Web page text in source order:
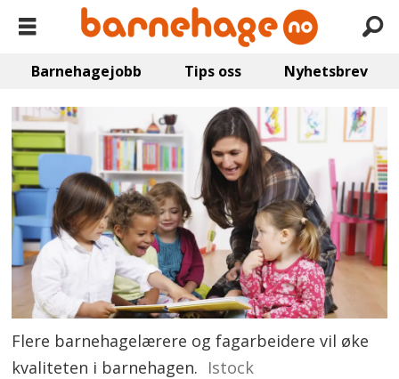
Barnehagejobb Tips oss Nyhetsbrev
Flere barnehagelærere og fagarbeidere vil øke
kvaliteten i barnehagen. Istock